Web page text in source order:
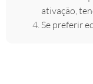
ativação,
Se preferir